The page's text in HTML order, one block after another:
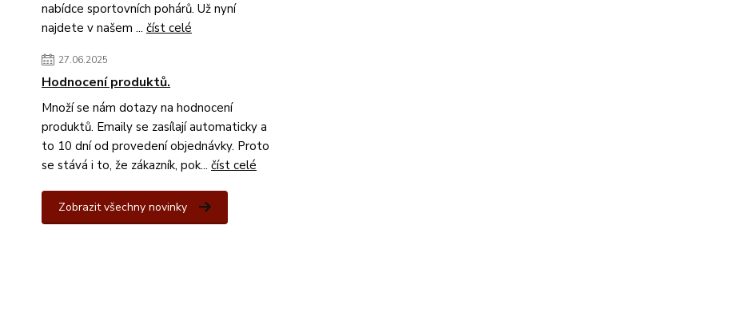
nabídce sportovních pohárů. Už nyní
najdete v našem ... číst celé
27.06.2025
Hodnocení produktů.
Množí se nám dotazy na hodnocení
produktů. Emaily se zasílají automaticky a
to 10 dní od provedení objednávky. Proto
se stává i to, že zákazník, pok... číst celé
Zobrazit všechny novinky